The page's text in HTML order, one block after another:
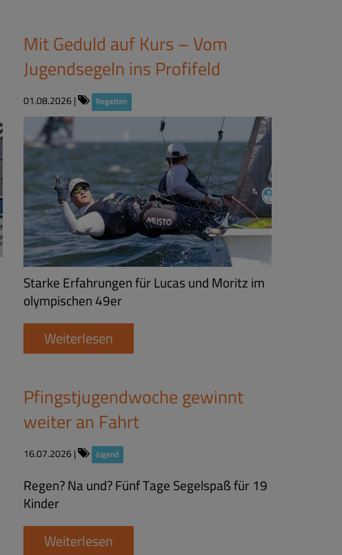
Mit Geduld auf Kurs – Vom
Jugendsegeln ins Profifeld
01.08.2026| Regatten
Starke Erfahrungen für Lucas und Moritz im
olympischen 49er
Weiterlesen
Pfingstjugendwoche gewinnt
weiter an Fahrt
16.07.2026| Jugend
Regen? Na und? Fünf Tage Segelspaß für 19
Kinder
Weiterlesen